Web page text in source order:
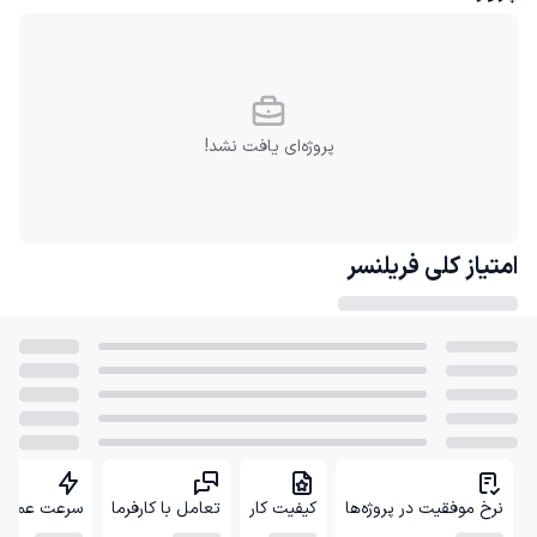
پروژه‌ای یافت نشد!
امتیاز کلی فریلنسر
نرخ موفقیت در پروژه‌ها کیفیت کار تعامل با کارفرما سرعت عمل